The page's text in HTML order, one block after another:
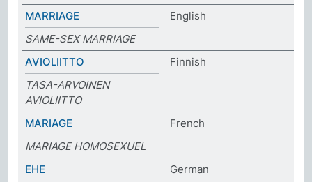
MARRIAGE
English
SAME-SEX MARRIAGE
AVIOLIITTO
Finnish
TASA-ARVOINEN
AVIOLIITTO
MARIAGE
French
MARIAGE HOMOSEXUEL
EHE
German